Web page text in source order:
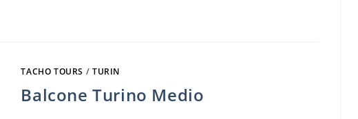
TACHO TOURS / TURIN
Balcone Turino Medio